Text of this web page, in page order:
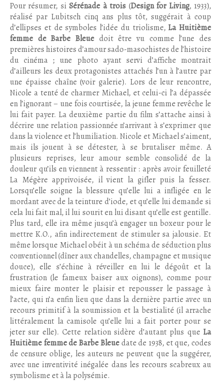
Pour résumer, siSérénade à trois (Design for Living, 1933),
réalisé par Lubitsch cinq ans plus tôt, suggérait à coup
d’ellipses et de symboles l’idée du triolisme,La Huitième
femme de Barbe Bleue doit être vu comme l’une des
premières histoires d’amour sado-masochistes de l’histoire
du cinéma ; une photo ayant servi d’affiche montrait
d’ailleurs les deux protagonistes attachés l’un à l’autre par
une épaisse chaîne (voir galerie). Lors de leur rencontre,
Nicole a tenté de charmer Michael, et celui-ci l’a dépassée
en l’ignorant – une fois courtisée, la jeune femme revêche le
lui fait payer. La deuxième partie du film s’attache ainsi à
décrire une relation passionnée n’arrivant à s’exprimer que
dans la violence et l’humiliation. Nicole et Michael s’aiment,
mais ils jouent à se détester, à se brutaliser même. A
plusieurs reprises, leur amour semble consolidé de la
douleur qu’ils en viennent à ressentir : après avoir feuilleté
La Mégère apprivoisée, il vient la gifler puis la fesser.
Lorsqu’elle soigne la blessure qu’elle lui a infligée en le
mordant avec de la teinture d’iode, et qu’elle lui demande si
cela lui fait mal, il lui sourit en lui disant qu’elle est gentille.
Plus tard, elle ira même jusqu’à engager un boxeur pour le
mettre K.O., afin indirectement de stimuler sa jalousie. Et
même lorsque Michael obéit à un schéma de séduction plus
conventionnel (dîner aux chandelles, champagne et musique
douce), elle s’échine à réveiller en lui le dégoût et la
frustration (le fameux baiser aux oignons), comme pour
mieux faire monter le plaisir et repousser le passage à
l’acte, qui n’a enfin lieu que dans la dernière partie avec un
recours primitif à la soumission et la bestialité (il arrache
littéralement la camisole qu’elle lui a fait porter pour se
jeter sur elle). Cette relation sidère d’autant plus que La
Huitième femme de Barbe Bleuedate de 1938, et que, codes
de censure oblige, les auteurs ne peuvent que la suggérer,
avec une inventivité inégalée dans les recours scabreux au
symbolisme et à la polysémie.